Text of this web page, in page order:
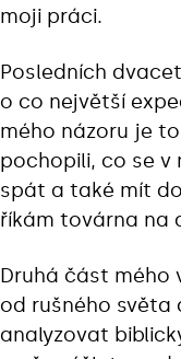
moji práci.
Posledních
o co největší
mého názoru je
pochopili, co se v
spát a také mít
říkám továrna na
Druhá část mého
od rušného světa
analyzovat